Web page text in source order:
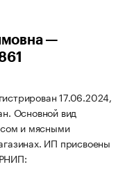
—
17.06.2024,
Основной вид
и мясными
ИП присвоены